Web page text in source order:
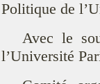
Politique de
Avec le
l’Université